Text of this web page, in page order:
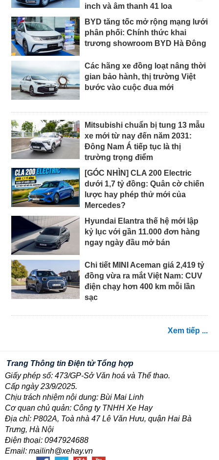
inch và âm thanh 41 loa
BYD tăng tốc mở rộng mạng lưới
phân phối: Chính thức khai
trương showroom BYD Hà Đông
Các hãng xe đồng loạt nâng thời
gian bảo hành, thị trường Việt
bước vào cuộc đua mới
Mitsubishi chuẩn bị tung 13 mẫu
xe mới từ nay đến năm 2031:
Đông Nam Á tiếp tục là thị
trường trọng điểm
[GÓC NHÌN] CLA 200 Electric
dưới 1,7 tỷ đồng: Quân cờ chiến
lược hay phép thử mới của
Mercedes?
Hyundai Elantra thế hệ mới lập
kỷ lục với gần 11.000 đơn hàng
ngay ngày đầu mở bán
Chi tiết MINI Aceman giá 2,419 tỷ
đồng vừa ra mắt Việt Nam: CUV
điện chạy hơn 400 km mỗi lần
sạc
Xem tiếp ...
Trang Thông tin Điện tử Tổng hợp
Giấy phép số: 473/GP-Sở Văn hoá và Thể thao.
Cấp ngày 23/9/2025.
Chịu trách nhiệm nội dung: Bùi Mai Linh
Cơ quan chủ quản: Công ty TNHH Xe Hay
Địa chỉ: P802A, Toà nhà 47 Lê Văn Hưu, quận Hai Bà
Trưng, Hà Nội
Điện thoại: 0947924688
Email: mailinh@xehay.vn